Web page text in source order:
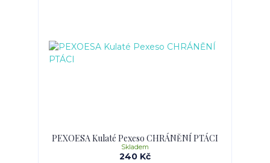
PEXOESA Kulaté Pexeso CHRÁNĚNÍ PTÁCI
240 Kč
Skladem